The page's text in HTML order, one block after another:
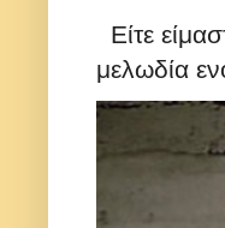
Είτε
μελωδία